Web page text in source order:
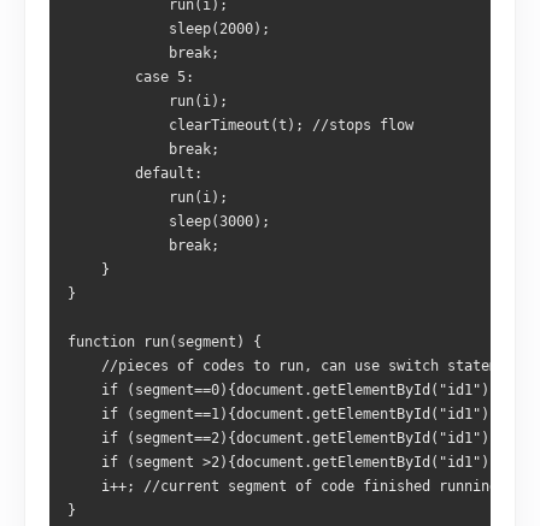
            run(i);
            sleep(2000);
            break;
        case 5:
            run(i);
            clearTimeout(t); //stops flow
            break;
        default:
            run(i);
            sleep(3000);
            break;
    }
}
function run(segment) {
    //pieces of codes to run, can use switch statement
if
if
if
if (segment
i++; //current segment of code finished running,
}